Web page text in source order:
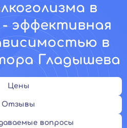
в
- эффективная
в
Гладышева
Цены
Отзывы
вопросы